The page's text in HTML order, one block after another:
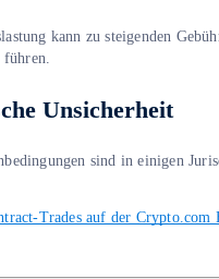
kann zu steigenden
Unsicherheit
sind in einigen
Trades auf der Crypto.com